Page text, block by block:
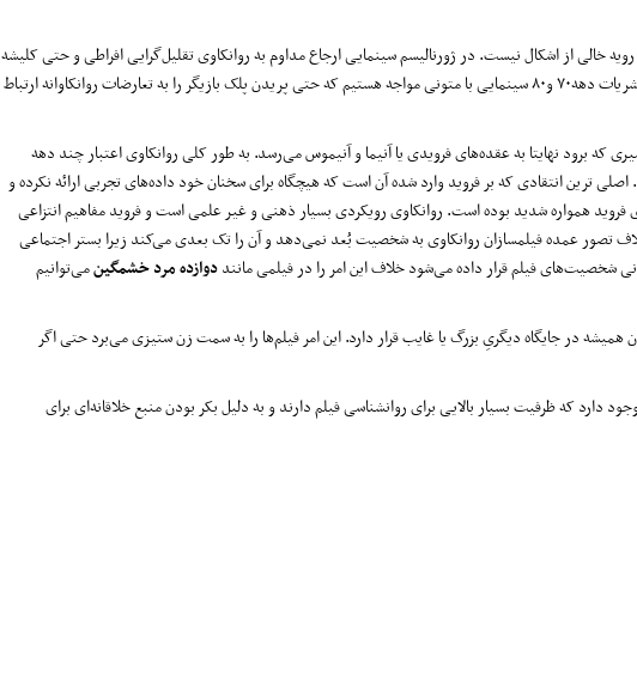
خالی از اشکال نیست. در ژورنالیسم سینمایی ارجاع مداوم به روانکاوی تقلیل‌گرایی افراطی و حتی کلیشه
شدن و تکراری شدن می‌برد و فیلم را نماد زده می‌کند. برای مثال در بسیاری از نشریات دهه۷۰ و۸۰ سینمایی با متونی مواجه هستیم که حتی پریدن پلک بازیگر را به تعارضات روانکاوانه ارتباط
که برود نهایتا به عقده‌های فرویدی یا آنیما و آنیموس می‌رسد. به طور کلی روانکاوی اعتبار چند دهه
ترین انتقادی که بر فروید وارد شده آن است که هیچگاه برای سخنان خود داده‌های تجربی ارائه نکرده و
همواره شدید بوده است. روانکاوی رویکردی بسیار ذهنی و غیر علمی است و فروید مفاهیم انتزاعی
تصور عمده فیلمسازان روانکاوی به شخصیت بُعد نمی‌دهد و آن را تک بعدی می‌کند زیرا بستر اجتماعی
شخصیت‌های فیلم قرار داده می‌شود خلاف این امر را در فیلمی ماننددوازدهمرد خشمگینمی‌توانیم
در جایگاه دیگریِ بزرگ یا غایب قرار دارد. این امر فیلم‌ها را به سمت زن ستیزی می‌برد حتی اگر
که ظرفیت بسیار بالایی برای روانشناسی فیلم دارند و به دلیل بکر بودن منبع خلاقانه‌‌ای برای